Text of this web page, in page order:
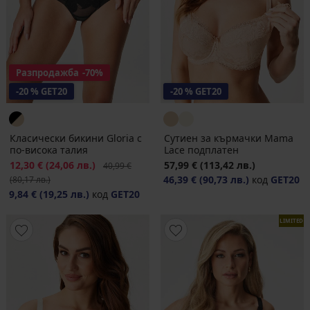
Разпродажба -70%
-20 % GET20
Класически бикини Gloria с
по-висока талия
Намаление
12,30 € (24,06 лв.) Първоначална цена
40,99 €
(80,17 лв.)
9,84 € (19,25 лв.) код GET20
-20 % GET20
Сутиен за кърмачки Mama
Lace подплатен
57,99 € (113,42 лв.)
46,39 € (90,73 лв.) код GET20
LIMITED